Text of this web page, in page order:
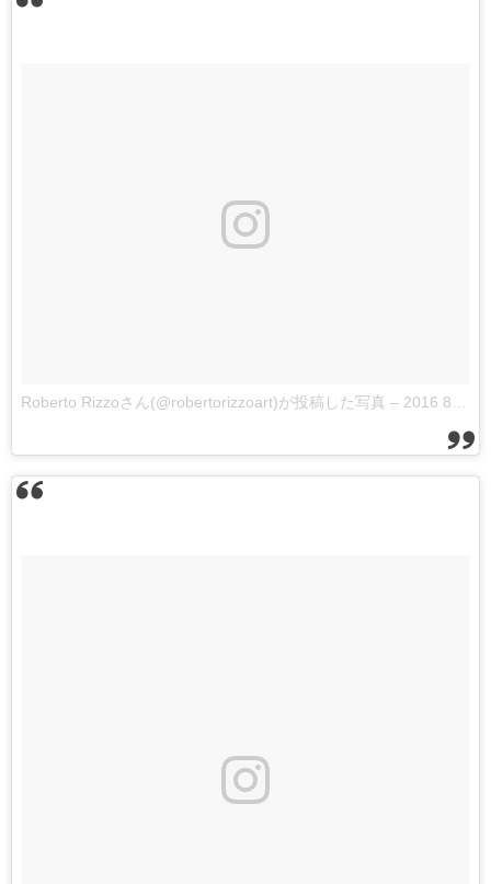
Roberto Rizzoさん(@robertorizzoart)が投稿した写真 – 2016 8月 6 3:52午後 PDT